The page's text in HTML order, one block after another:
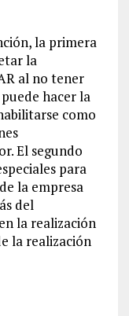
la primera
la
al no tener
hacer la
como
El segundo
para
la empresa
del
la realización
la realización